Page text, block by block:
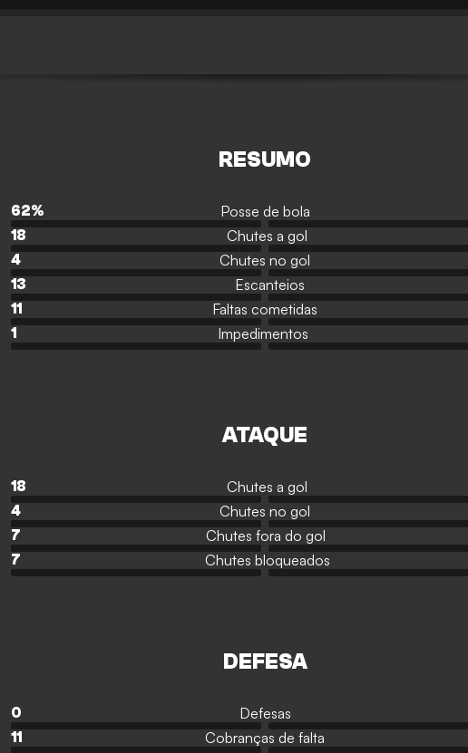
RESUMO
62% Posse de bola
18 Chutes a gol
4 Chutes no gol
13 Escanteios
11 Faltas cometidas
1 Impedimentos
ATAQUE
18 Chutes a gol
4 Chutes no gol
7 Chutes fora do gol
7 Chutes bloqueados
DEFESA
0 Defesas
11 Cobranças de falta